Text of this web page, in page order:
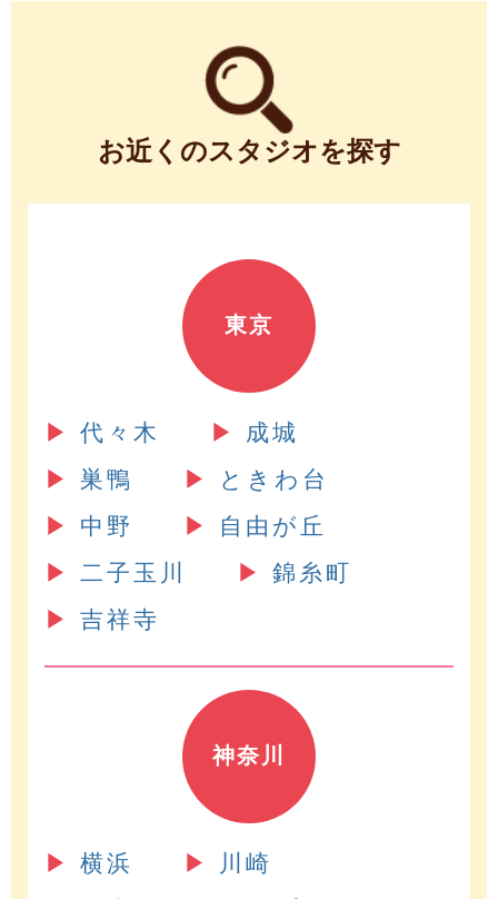
お近くのスタジオを探す
東京
▶︎ 代々木 ▶︎
成城
▶︎
巣鴨 ▶︎
ときわ台
▶︎
中野 ▶︎
自由が丘
▶︎
二子玉川 ▶︎
錦糸町
▶︎
吉祥寺
神奈川
▶︎ 横浜 ▶︎
川崎